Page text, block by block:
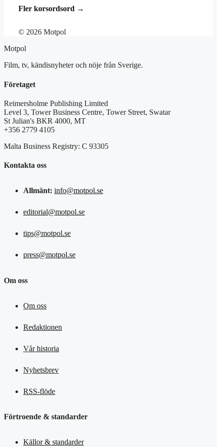
Fler korsordsord →
© 2026 Motpol
Motpol
Film, tv, kändisnyheter och nöje från Sverige.
Företaget
Reimersholme Publishing Limited
Level 3, Tower Business Centre, Tower Street, Swatar
St Julian's BKR 4000, MT
+356 2779 4105
Malta Business Registry: C 93305
Kontakta oss
Allmänt: info@motpol.se
editorial@motpol.se
tips@motpol.se
press@motpol.se
Om oss
Om oss
Redaktionen
Vår historia
Nyhetsbrev
RSS-flöde
Förtroende & standarder
Källor & standarder